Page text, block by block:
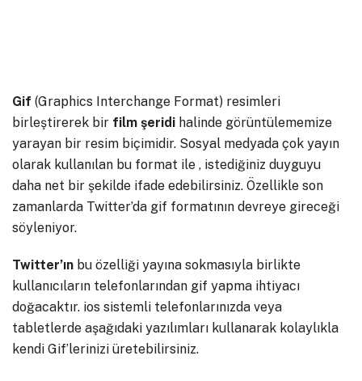
Gif (Graphics Interchange Format) resimleri
birleştirerek bir film şeridi halinde görüntülememize
yarayan bir resim biçimidir. Sosyal medyada çok yayın
olarak kullanılan bu format ile , istediğiniz duyguyu
daha net bir şekilde ifade edebilirsiniz. Özellikle son
zamanlarda Twitter’da gif formatının devreye gireceği
söyleniyor.
Twitter’ın bu özelliği yayına sokmasıyla birlikte
kullanıcıların telefonlarından gif yapma ihtiyacı
doğacaktır. ios sistemli telefonlarınızda veya
tabletlerde aşağıdaki yazılımları kullanarak kolaylıkla
kendi Gif’lerinizi üretebilirsiniz.